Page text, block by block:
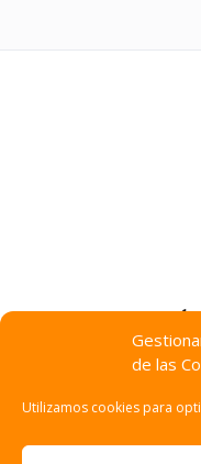
de las
Utilizamos cookies para
Technocracia ©